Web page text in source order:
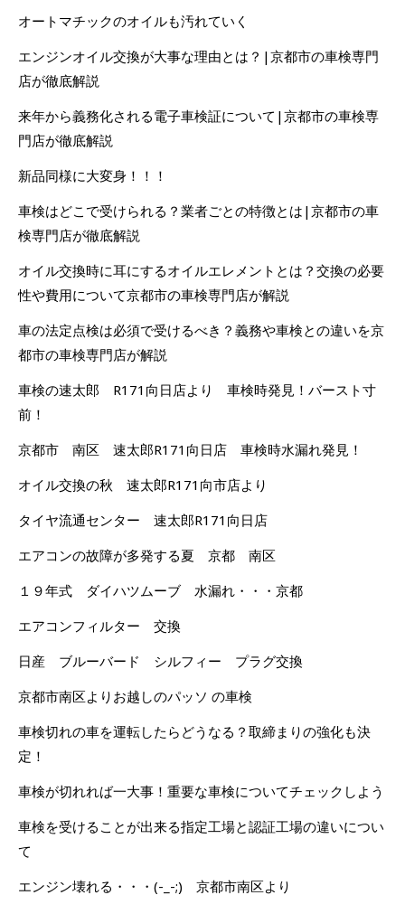
オートマチックのオイルも汚れていく
エンジンオイル交換が大事な理由とは？|京都市の車検専門
店が徹底解説
来年から義務化される電子車検証について|京都市の車検専
門店が徹底解説
新品同様に大変身！！！
車検はどこで受けられる？業者ごとの特徴とは|京都市の車
検専門店が徹底解説
オイル交換時に耳にするオイルエレメントとは？交換の必要
性や費用について京都市の車検専門店が解説
車の法定点検は必須で受けるべき？義務や車検との違いを京
都市の車検専門店が解説
車検の速太郎 R171向日店より 車検時発見！バースト寸
前！
京都市 南区 速太郎R171向日店 車検時水漏れ発見！
オイル交換の秋 速太郎R171向市店より
タイヤ流通センター 速太郎R171向日店
エアコンの故障が多発する夏 京都 南区
１９年式 ダイハツムーブ 水漏れ・・・京都
エアコンフィルター 交換
日産 ブルーバード シルフィー プラグ交換
京都市南区よりお越しのパッソ の車検
車検切れの車を運転したらどうなる？取締まりの強化も決
定！
車検が切れれば一大事！重要な車検についてチェックしよう
車検を受けることが出来る指定工場と認証工場の違いについ
て
エンジン壊れる・・・(-_-;) 京都市南区より